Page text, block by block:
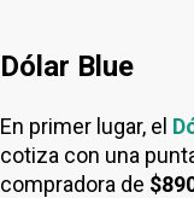
Dólar Blue
En primer lugar, el
cotiza con una
compradora de